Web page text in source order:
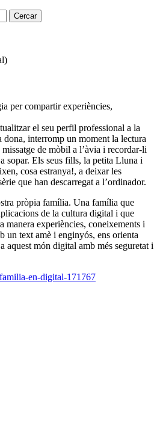
Cercar
per compartir experiències,
el seu perfil professional a la
dona, interromp un moment la lectura
de mòbil a l’àvia i recordar-li
sopar. Els seus fills, la petita Lluna i
cosa estranya!, a deixar les
que han descarregat a l’ordinador.
pròpia família. Una família que
de la cultura digital i que
manera experiències, coneixements i
un text amè i enginyós, ens orienta
aquest món digital amb més seguretat i
en-digital-171767